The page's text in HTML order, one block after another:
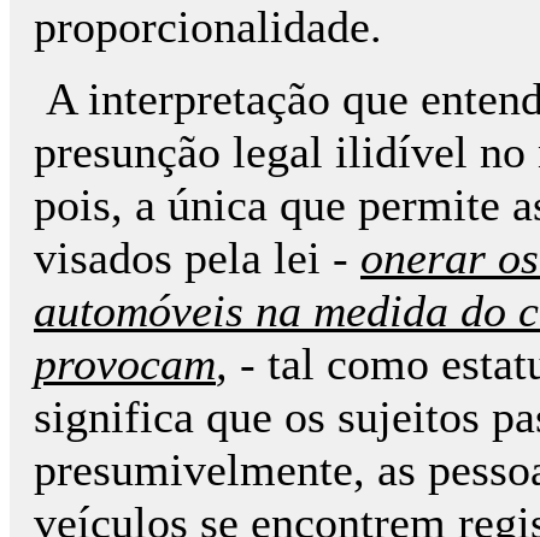
proporcionalidade.
A interpretação que
presunção legal ilidível no
pois, a única que permite
visados pela lei - onerar
automóveis na medida do
provocam, - tal como
significa que os sujeitos
presumivelmente, as
veículos se encontrem